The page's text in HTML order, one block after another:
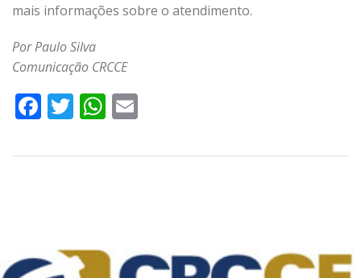
mais informações sobre o atendimento.
Por Paulo Silva
Comunicação CRCCE
Facebook
TwitterWhatsApp